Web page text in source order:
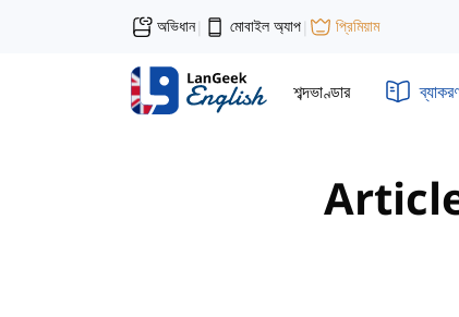
অভিধান| মোবাইল অ্যাপ| প্রিমিয়াম
শব্দভাণ্ডার